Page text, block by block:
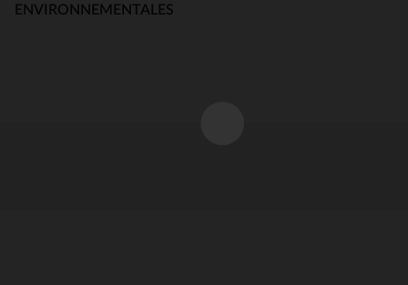
ENVIRONNEMENTALES